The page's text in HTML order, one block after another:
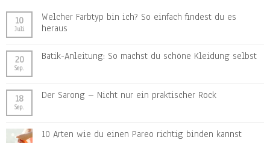
10
Juli
Welcher Farbtyp bin ich? So einfach findest du es
heraus
20
Sep.
Batik-Anleitung: So machst du schöne Kleidung selbst
18
Sep.
Der Sarong – Nicht nur ein praktischer Rock
10 Arten wie du einen Pareo richtig binden kannst